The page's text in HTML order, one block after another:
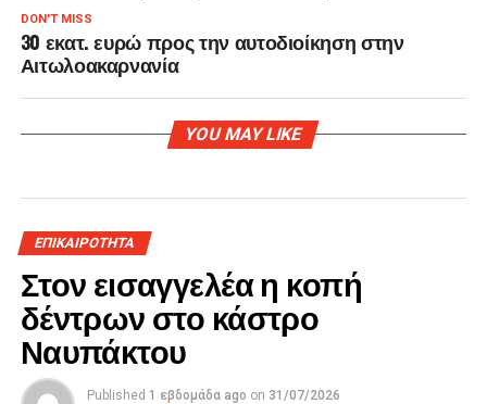
DON'T MISS
30 εκατ. ευρώ προς την αυτοδιοίκηση στην
Αιτωλοακαρνανία
YOU MAY LIKE
ΕΠΙΚΑΙΡΟΤΗΤΑ
Στον εισαγγελέα η κοπή
δέντρων στο κάστρο
Ναυπάκτου
Published 1 εβδομάδα ago on 31/07/2026